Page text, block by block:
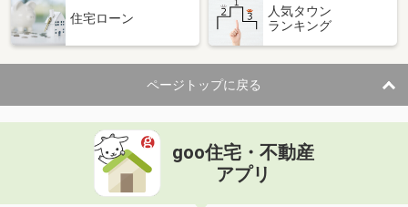
住宅ローン
人気タウン
ランキング
ページトップに戻る
goo住宅・不動産
アプリ